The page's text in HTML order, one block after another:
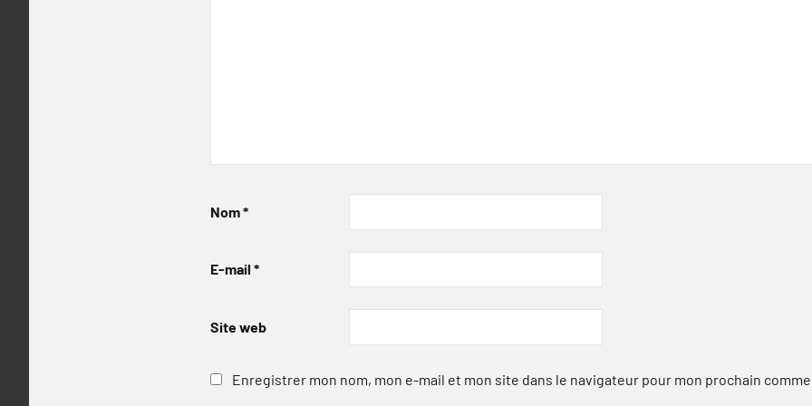
Nom*
E-mail *
Site web
Enregistrer mon nom, mon e-mail et mon site dans le navigateur pour mon prochain